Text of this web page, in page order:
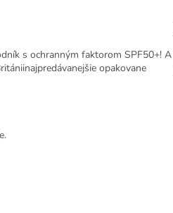
s ochranným faktorom SPF50+! A
najpredávanejšie opakovane